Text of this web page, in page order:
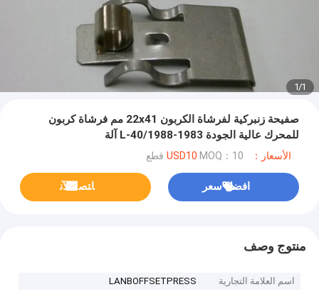
1
/
1
صفيحة زنبركية لفرشاة الكربون 22x41 مم فرشاة كربون
للمحرك عالية الجودة 1983-1988/L-40 آلة
الأسعار：USD10 MOQ：10 قطع
افضل سعر ﺎﺘﺼﻟ ﺍﻶﻧ
منتوج وصف
اسم العلامة التجارية
LANBOFFSETPRESS